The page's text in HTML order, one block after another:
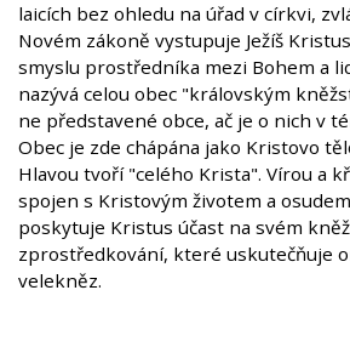
laicích bez ohledu na úřad v církvi,
Novém zákoně vystupuje Ježíš
smyslu prostředníka mezi Bohem a
nazývá celou obec "královským
ne představené obce, ač je o nich v
Obec je zde chápána jako Kristovo
Hlavou tvoří "celého Krista". Vírou a
spojen s Kristovým životem a
poskytuje Kristus účast na svém
zprostředkování, které uskutečňuje
velekněz.